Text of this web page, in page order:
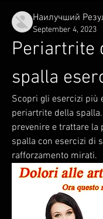
Наилучший
September 4, 2023
Periartrite
spalla
Scopri gli esercizi più
periartrite della
prevenire e trattare la
spalla con esercizi di
rafforzamento mirati.